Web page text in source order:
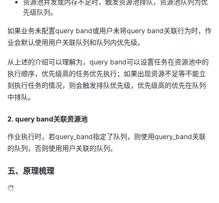
资源池并发或内存不足时，触发资源池排队，资源池队列为优
先级队列。
如果业务未配置query band或用户未将query band关联行为时，作
业会默认使用用户关联队列和队列内优先级。
从上述的介绍可以理解为，query band可以设置任务在资源池中的
执行顺序，优先级高的任务优先执行；如果出现资源不足等不能立
刻执行任务的情况，则会触发排队优先级，优先级高的优先在队列
中排队。
2. query band关联资源池
作业执行时，若query_band指定了队列，则使用query_band关联
的队列，否则使用用户关联的队列。
五、原理梳理